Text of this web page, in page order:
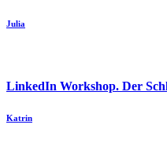
Julia
LinkedIn Workshop. Der
Katrin